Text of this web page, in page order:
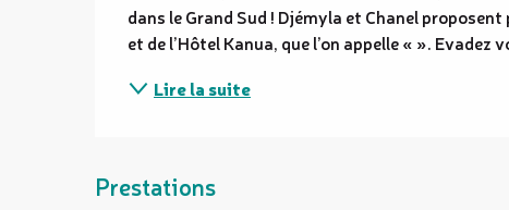
dans le Grand Sud ! Djémyla et Chanel
et de l’Hôtel Kanua, que l’on appelle « ».
Lire la suite
Prestations